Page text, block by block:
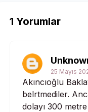
1 Yorumlar
25 Mayıs
Akıncıoğlu
belrtmediler.
dolayı 300